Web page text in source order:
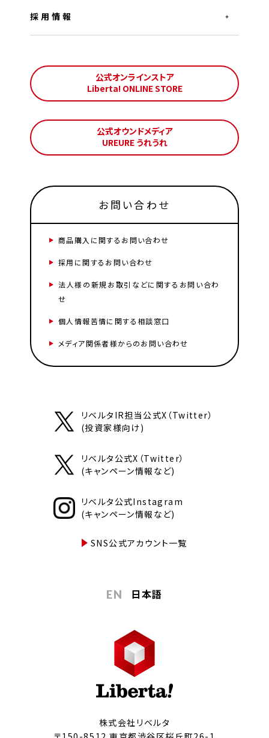
採用情報
公式オンラインストア
Liberta! ONLINE STORE
公式オウンドメディア
UREURE うれうれ
お問い合わせ
商品購入に関するお問い合わせ
採用に関するお問い合わせ
法人様の新規お取引などに関するお問い合わ
せ
個人情報苦情に関する相談窓口
メディア関係者様からのお問い合わせ
リベルタIR担当公式X（Twitter）
(投資家様向け)
リベルタ公式X（Twitter）
(キャンペーン情報など)
リベルタ公式Instagram
(キャンペーン情報など)
SNS公式アカウント一覧
EN 日本語
株式会社リベルタ